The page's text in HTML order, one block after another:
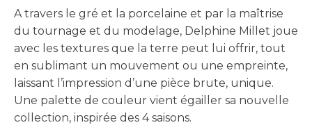
A travers le gré et la porcelaine et par la maîtrise
du tournage et du modelage, Delphine Millet joue
avec les textures que la terre peut lui offrir, tout
en sublimant un mouvement ou une empreinte,
laissant l’impression d’une pièce brute, unique.
Une palette de couleur vient égailler sa nouvelle
collection, inspirée des 4 saisons.